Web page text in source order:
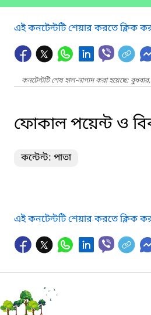
এই কনটেন্টটি শেয়ার করতে ক্লিক
কনটেন্টটি শেষ হাল-নাগাদ করা হয়েছে:
ফোকাল পয়েন্ট ও
কন্টেন্ট: পাতা
এই কনটেন্টটি শেয়ার করতে ক্লিক